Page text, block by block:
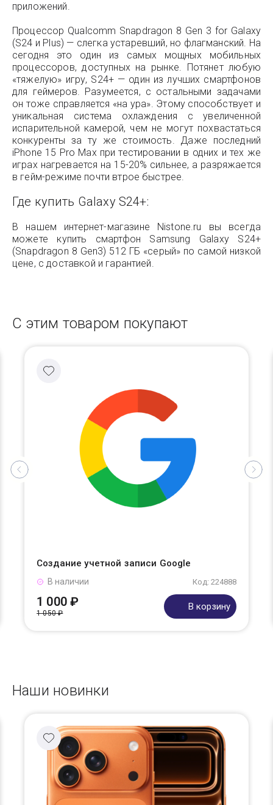
приложений.
Процессор Qualcomm Snapdragon 8 Gen 3 for Galaxy
(S24 и Plus) — слегка устаревший, но флагманский. На
сегодня это один из самых мощных мобильных
процессоров, доступных на рынке. Потянет любую
«тяжелую» игру, S24+ — один из лучших смартфонов
для геймеров. Разумеется, с остальными задачами
он тоже справляется «на ура». Этому способствует и
уникальная система охлаждения с увеличенной
испарительной камерой, чем не могут похвастаться
конкуренты за ту же стоимость. Даже последний
iPhone 15 Pro Max при тестировании в одних и тех же
играх нагревается на 15-20% сильнее, а разряжается
в гейм-режиме почти втрое быстрее.
Где купить Galaxy S24+:
В нашем интернет-магазине Nistone.ru вы всегда
можете купить смартфон Samsung Galaxy S24+
(Snapdragon 8 Gen3) 512 ГБ «серый» по самой низкой
цене, с доставкой и гарантией.
С этим товаром покупают
Создание учетной записи Google
Код: 224888
В наличии
1 000 ₽
1 050 ₽
В корзину
Наши новинки